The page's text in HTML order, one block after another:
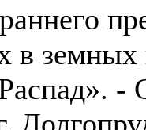
в земных